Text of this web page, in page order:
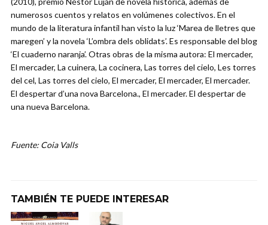
numerosos cuentos y relatos en volúmenes colectivos. En el
mundo de la literatura infantil han visto la luz ‘Marea de lletres que
maregen’ y la novela ‘L’ombra dels oblidats’. Es responsable del blog
‘El cuaderno naranja’. Otras obras de la misma autora: El mercader,
El mercader, La cuinera, La cocinera, Las torres del cielo, Les torres
del cel, Las torres del cielo, El mercader, El mercader, El mercader.
El despertar d’una nova Barcelona., El mercader. El despertar de
una nueva Barcelona.
Fuente: Coia Valls
TAMBIÉN TE PUEDE INTERESAR